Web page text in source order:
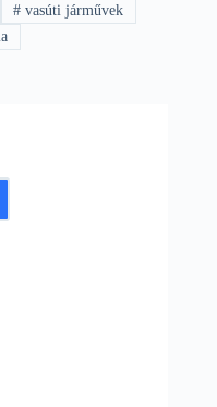
# vasúti járművek